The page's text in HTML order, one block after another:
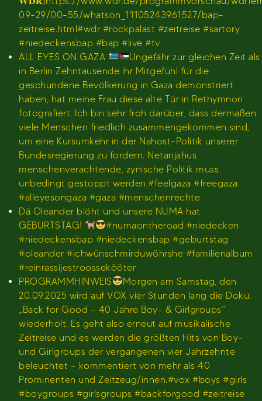
09-29/00-55/whatson_11105243961527/bap-
zeitreise.html#wdr #rockpalast #zeitreise #sartory
#niedeckensbap #bap #live #tv
ALL EYES ON GAZA
Ungefähr zur gleichen Zeit als
in Berlin Zehntausende ihr Mitgefühl für die
geschundene Bevölkerung in Gaza demonstriert
haben, hat meine Frau diese alte Tür in Rethymnon
fotografiert. Ich bin sehr froh darüber, dass dermaßen
viele Menschen friedlich zusammengekommen sind,
um eine Kursumkehr in der Nahost-Politik unserer
Bundesregierung zu fordern. Netanjahus
menschenverachtende, zynische Politik muss
unbedingt gestoppt werden.#feelgaza #freegaza
#alleyesongaza #gaza #menschenrechte
Dä Oleander blöht und unsere NUMA hat
GEBURTSTAG!
#numaontheroad #niedecken
#niedeckensbap #niedeckensbap #geburtstag
#oleander #ichwünschmirduwöhrshe #familienalbum
#reinrassijestroossekööter
PROGRAMMHINWEIS
Morgen am Samstag, den
20.09.2025 wird auf VOX vier Stunden lang die Doku:
„Back for Good – 40 Jahre Boy- & Girlgroups“
wiederholt. Es geht also erneut auf musikalische
Zeitreise und es werden die größten Hits von Boy-
und Girlgroups der vergangenen vier Jahrzehnte
beleuchtet – kommentiert von mehr als 40
Prominenten und Zeitzeug/innen.#vox #boys #girls
#boygroups #girlsgroups #backforgood #zeitreise